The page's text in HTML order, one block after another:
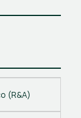
(R&A)